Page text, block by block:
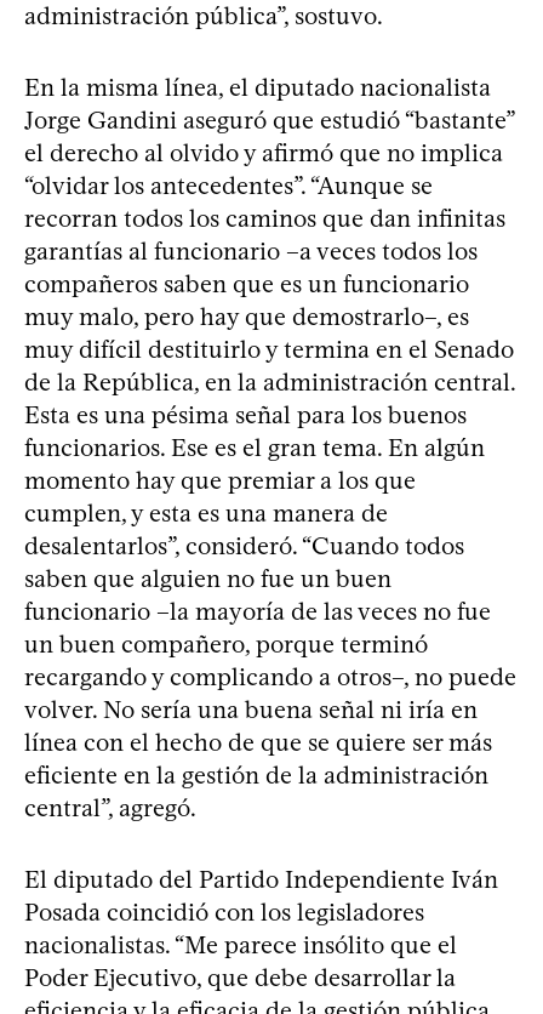
administración pública”, sostuvo.
En la misma línea, el diputado nacionalista
Jorge Gandini aseguró que estudió “bastante”
el derecho al olvido y afirmó que no implica
“olvidar los antecedentes”. “Aunque se
recorran todos los caminos que dan infinitas
garantías al funcionario –a veces todos los
compañeros saben que es un funcionario
muy malo, pero hay que demostrarlo–, es
muy difícil destituirlo y termina en el Senado
de la República, en la administración central.
Esta es una pésima señal para los buenos
funcionarios. Ese es el gran tema. En algún
momento hay que premiar a los que
cumplen, y esta es una manera de
desalentarlos”, consideró. “Cuando todos
saben que alguien no fue un buen
funcionario –la mayoría de las veces no fue
un buen compañero, porque terminó
recargando y complicando a otros–, no puede
volver. No sería una buena señal ni iría en
línea con el hecho de que se quiere ser más
eficiente en la gestión de la administración
central”, agregó.
El diputado del Partido Independiente Iván
Posada coincidió con los legisladores
nacionalistas. “Me parece insólito que el
Poder Ejecutivo, que debe desarrollar la